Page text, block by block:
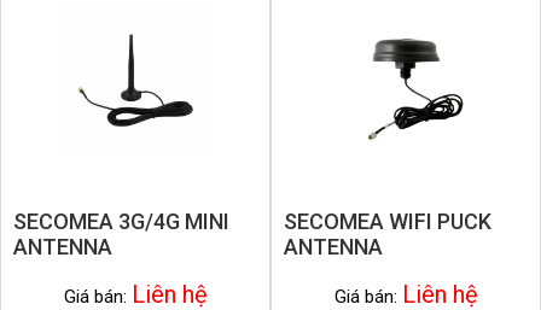
SECOMEA 3G/4G MINI
ANTENNA
Giá bán: Liên hệ
SECOMEA WIFI PUCK
ANTENNA
Giá bán: Liên hệ